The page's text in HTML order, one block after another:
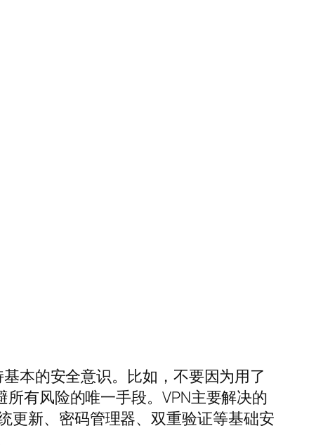
本的安全意识。比如，不要因为用了
有风险的唯一手段。VPN主要解决的
更新、密码管理器、双重验证等基础安